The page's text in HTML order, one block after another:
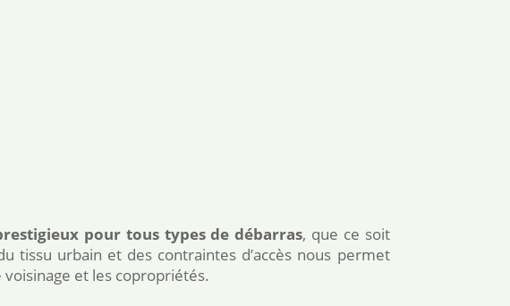
pour tous types de débarras, que ce soit
tissu urbain et des contraintes d’accès nous permet
et les copropriétés.